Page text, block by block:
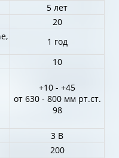
5 лет
20
1 год
10
+10 - +45
от 630 - 800 мм рт.ст.
98
3 В
200